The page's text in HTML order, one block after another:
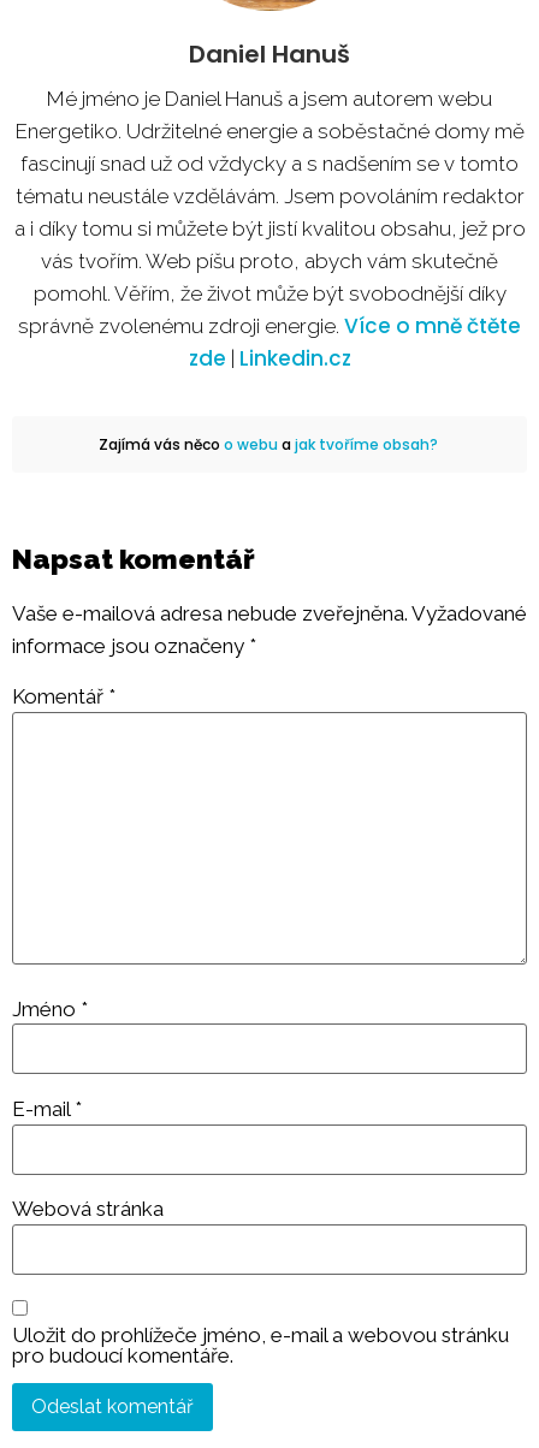
Daniel Hanuš
Mé jméno je Daniel Hanuš a jsem autorem webu
Energetiko. Udržitelné energie a soběstačné domy mě
fascinují snad už od vždycky a s nadšením se v tomto
tématu neustále vzdělávám. Jsem povoláním redaktor
a i díky tomu si můžete být jistí kvalitou obsahu, jež pro
vás tvořím. Web píšu proto, abych vám skutečně
pomohl. Věřím, že život může být svobodnější díky
správně zvolenému zdroji energie. Více o mně čtěte
zde Linkedin.cz
Zajímá vás něco o webuajak tvoříme obsah?
Napsat komentář
Vaše e-mailová adresa nebude zveřejněna. Vyžadované
informace jsou označeny *
Komentář *
Jméno *
E-mail *
Webová stránka
Uložit do prohlížeče jméno, e-mail a webovou stránku
pro budoucí komentáře.